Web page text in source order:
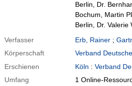
Berlin, Dr.
Bochum, Martin
Berlin, Dr. Valerie
Verfasser
Erb, Rainer ;
Körperschaft
Verband
Erschienen
Köln : Verband
Umfang
1 Online-